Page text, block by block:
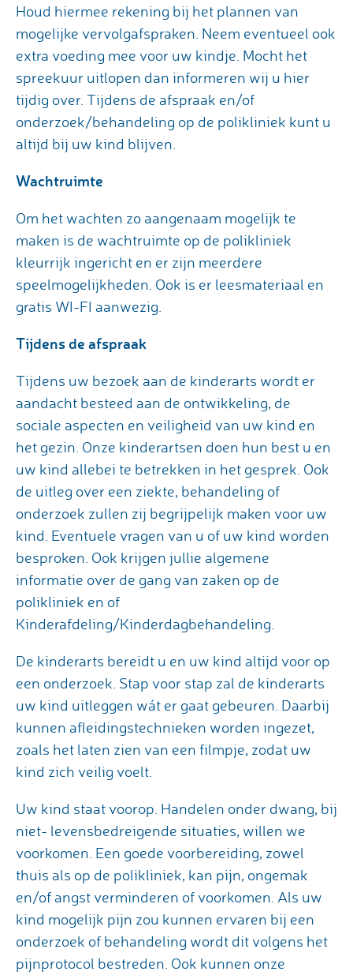
Houd hiermee rekening bij het plannen van
mogelijke vervolgafspraken. Neem eventueel ook
extra voeding mee voor uw kindje. Mocht het
spreekuur uitlopen dan informeren wij u hier
tijdig over. Tijdens de afspraak en/of
onderzoek/behandeling op de polikliniek kunt u
altijd bij uw kind blijven.
Wachtruimte
Om het wachten zo aangenaam mogelijk te
maken is de wachtruimte op de polikliniek
kleurrijk ingericht en er zijn meerdere
speelmogelijkheden. Ook is er leesmateriaal en
gratis WI-FI aanwezig.
Tijdens de afspraak
Tijdens uw bezoek aan de kinderarts wordt er
aandacht besteed aan de ontwikkeling, de
sociale aspecten en veiligheid van uw kind en
het gezin. Onze kinderartsen doen hun best u en
uw kind allebei te betrekken in het gesprek. Ook
de uitleg over een ziekte, behandeling of
onderzoek zullen zij begrijpelijk maken voor uw
kind. Eventuele vragen van u of uw kind worden
besproken. Ook krijgen jullie algemene
informatie over de gang van zaken op de
polikliniek en of
Kinderafdeling/Kinderdagbehandeling.
De kinderarts bereidt u en uw kind altijd voor op
een onderzoek. Stap voor stap zal de kinderarts
uw kind uitleggen wát er gaat gebeuren. Daarbij
kunnen afleidingstechnieken worden ingezet,
zoals het laten zien van een filmpje, zodat uw
kind zich veilig voelt.
Uw kind staat voorop. Handelen onder dwang, bij
niet- levensbedreigende situaties, willen we
voorkomen. Een goede voorbereiding, zowel
thuis als op de polikliniek, kan pijn, ongemak
en/of angst verminderen of voorkomen. Als uw
kind mogelijk pijn zou kunnen ervaren bij een
onderzoek of behandeling wordt dit volgens het
pijnprotocol bestreden. Ook kunnen onze